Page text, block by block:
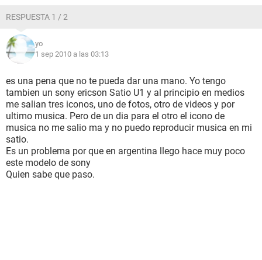
RESPUESTA 1 / 2
yo
1 sep 2010 a las 03:13
es una pena que no te pueda dar una mano. Yo tengo
tambien un sony ericson Satio U1 y al principio en medios
me salian tres iconos, uno de fotos, otro de videos y por
ultimo musica. Pero de un dia para el otro el icono de
musica no me salio ma y no puedo reproducir musica en mi
satio.
Es un problema por que en argentina llego hace muy poco
este modelo de sony
Quien sabe que paso.